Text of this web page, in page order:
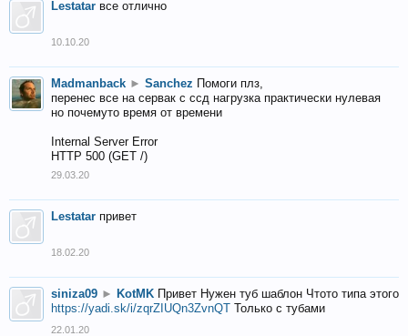
Lestatar все отлично
10.10.20
Madmanback ► Sanchez Помоги плз,
перенес все на сервак с ссд нагрузка практически нулевая
но почемуто время от времени
Internal Server Error
HTTP 500 (GET /)
29.03.20
Lestatar привет
18.02.20
siniza09 ► KotMK Привет Нужен туб шаблон Чтото типа этого
https://yadi.sk/i/zqrZIUQn3ZvnQT Только с тубами
22.01.20